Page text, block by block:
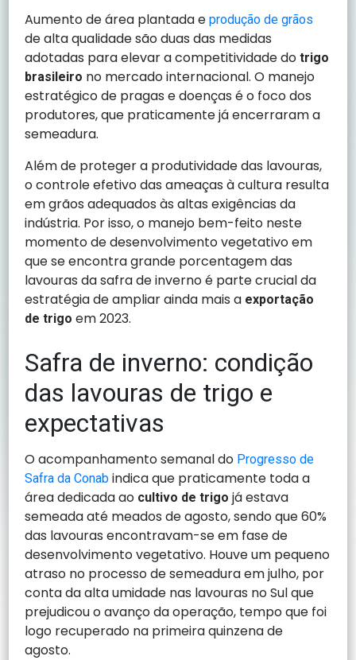
Aumento de área plantada eprodução de grãos
de alta qualidade são duas das medidas
adotadas para elevar a competitividade dotrigo
brasileiro no mercado internacional. O manejo
estratégico de pragas e doenças é o foco dos
produtores, que praticamente já encerraram a
semeadura.
Além de proteger a produtividade das lavouras,
o controle efetivo das ameaças à cultura resulta
em grãos adequados às altas exigências da
indústria. Por isso, o manejo bem-feito neste
momento de desenvolvimento vegetativo em
que se encontra grande porcentagem das
lavouras da safra de inverno é parte crucial da
estratégia de ampliar ainda mais a exportação
de trigo em 2023.
Safra de inverno: condição
das lavouras de trigo e
expectativas
O acompanhamento semanal do Progresso de
Safra da Conab indica que praticamente toda a
área dedicada ao cultivo de trigo já estava
semeada até meados de agosto, sendo que 60%
das lavouras encontravam-se em fase de
desenvolvimento vegetativo. Houve um pequeno
atraso no processo de semeadura em julho, por
conta da alta umidade nas lavouras no Sul que
prejudicou o avanço da operação, tempo que foi
logo recuperado na primeira quinzena de
agosto.